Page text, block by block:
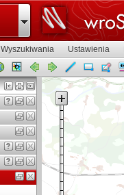
Wyszukiwania Ustawienia
Widok mapy